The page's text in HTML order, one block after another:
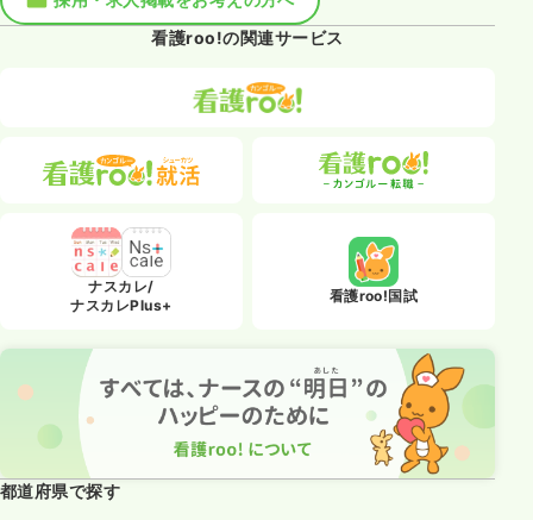
看護roo!の関連サービス
ナスカレ/
ナスカレPlus+
看護roo!国試
都道府県で探す